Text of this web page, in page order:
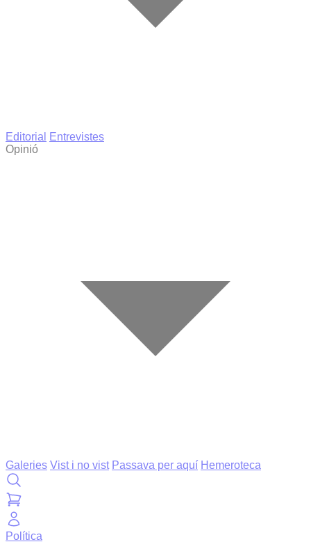
Editorial
Entrevistes
Opinió
Galeries Vist i no vist Passava per aquí Hemeroteca
Política